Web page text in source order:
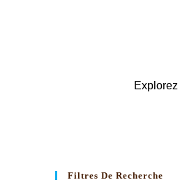
Filtres De Recherche